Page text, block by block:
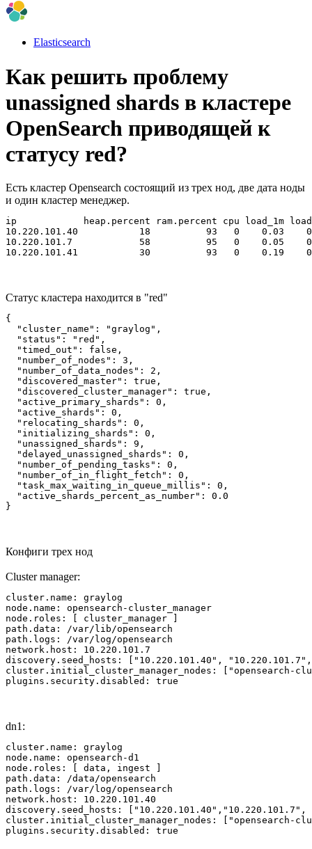
Elasticsearch
Как решить проблему
unassigned shards в кластере
OpenSearch приводящей к
статусу red?
Есть кластер Opensearch состоящий из трех нод, две дата ноды
и один кластер менеджер.
ip            heap.percent ram.percent cpu load_1m
10.220.101.40           18          93   0    0.03
10.220.101.7            58          95   0    0.05
10.220.101.41           30          93   0    0.19
Статус кластера находится в "red"
{
  "cluster_name": "graylog",
  "status": "red",
  "timed_out": false,
  "number_of_nodes": 3,
  "number_of_data_nodes": 2,
  "discovered_master": true,
  "discovered_cluster_manager": true,
  "active_primary_shards": 0,
  "active_shards": 0,
  "relocating_shards": 0,
  "initializing_shards": 0,
  "unassigned_shards": 9,
  "delayed_unassigned_shards": 0,
  "number_of_pending_tasks": 0,
  "number_of_in_flight_fetch": 0,
  "task_max_waiting_in_queue_millis": 0,
  "active_shards_percent_as_number": 0.0
}
Конфиги трех нод
Cluster manager:
cluster.name: graylog
node.name: opensearch-cluster_manager
node.roles: [ cluster_manager ]
path.data: /var/lib/opensearch
path.logs: /var/log/opensearch
network.host: 10.220.101.7
discovery.seed_hosts: ["10.220.101.40",
cluster.initial_cluster_manager_nodes: ["opensearch-
plugins.security.disabled: true
dn1:
cluster.name: graylog
node.name: opensearch-d1
node.roles: [ data, ingest ]
path.data: /data/opensearch
path.logs: /var/log/opensearch
network.host: 10.220.101.40
discovery.seed_hosts: ["10.220.101.40","10.220.101.7",
cluster.initial_cluster_manager_nodes: ["opensearch-
plugins.security.disabled: true